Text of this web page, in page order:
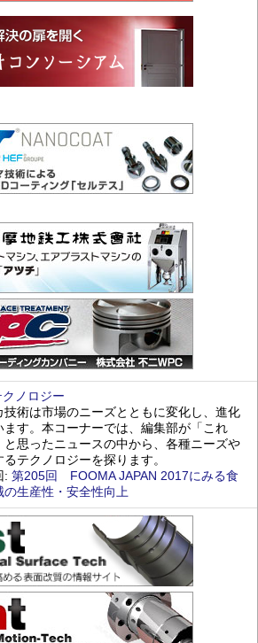
クノロジー
術は市場のニーズとともに変化し、進化
ます。本コーナーでは、編集部が「これ
と思ったニュースの中から、各種ニーズや
るテクノロジーを探ります。
: 第205回 FOOMA JAPAN 2017にみる食
の生産性・安全性向上